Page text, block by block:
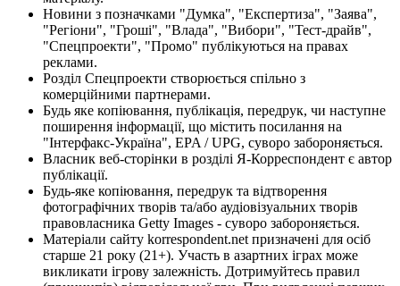
Новини з позначками "Думка", "Експертиза", "Заява",
"Регіони", "Гроші", "Влада", "Вибори", "Тест-драйв",
"Спецпроекти", "Промо" публікуються на правах
реклами.
Розділ Спецпроекти створюється спільно з
комерційними партнерами.
Будь яке копіювання, публікація, передрук, чи наступне
поширення інформації, що містить посилання на
"Інтерфакс-Україна", EPA / UPG, суворо забороняється.
Власник веб-сторінки в розділі Я-Корреспондент є автор
публікації.
Будь-яке копіювання, передрук та відтворення
фотографічних творів та/або аудіовізуальних творів
правовласника Getty Images - суворо забороняється.
Матеріали сайту korrespondent.net призначені для осіб
старше 21 року (21+). Участь в азартних іграх може
викликати ігрову залежність. Дотримуйтесь правил